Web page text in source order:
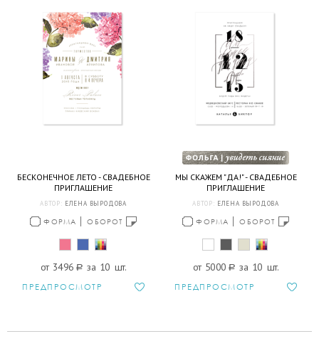
БЕСКОНЕЧНОЕ ЛЕТО - СВАДЕБНОЕ
ПРИГЛАШЕНИЕ
АВТОР: ЕЛЕНА ВЫРОДОВА
ФОРМА ОБОРОТ
от 3496 a за 10 шт.
ПРЕДПРОСМОТР
МЫ СКАЖЕМ "ДА!" - СВАДЕБНОЕ
ПРИГЛАШЕНИЕ
АВТОР: ЕЛЕНА ВЫРОДОВА
ФОРМА ОБОРОТ
от 5000 a за 10 шт.
ПРЕДПРОСМОТР